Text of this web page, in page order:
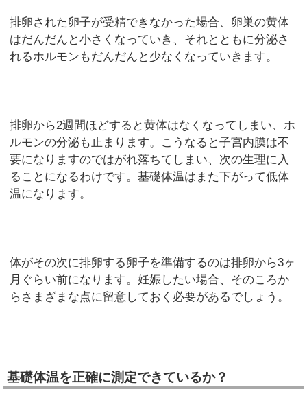
排卵された卵子が受精できなかった場合、卵巣の黄体
はだんだんと小さくなっていき、それとともに分泌さ
れるホルモンもだんだんと少なくなっていきます。
排卵から2週間ほどすると黄体はなくなってしまい、ホ
ルモンの分泌も止まります。こうなると子宮内膜は不
要になりますのではがれ落ちてしまい、次の生理に入
ることになるわけです。基礎体温はまた下がって低体
温になります。
体がその次に排卵する卵子を準備するのは排卵から3ヶ
月ぐらい前になります。妊娠したい場合、そのころか
らさまざまな点に留意しておく必要があるでしょう。
基礎体温を正確に測定できているか？